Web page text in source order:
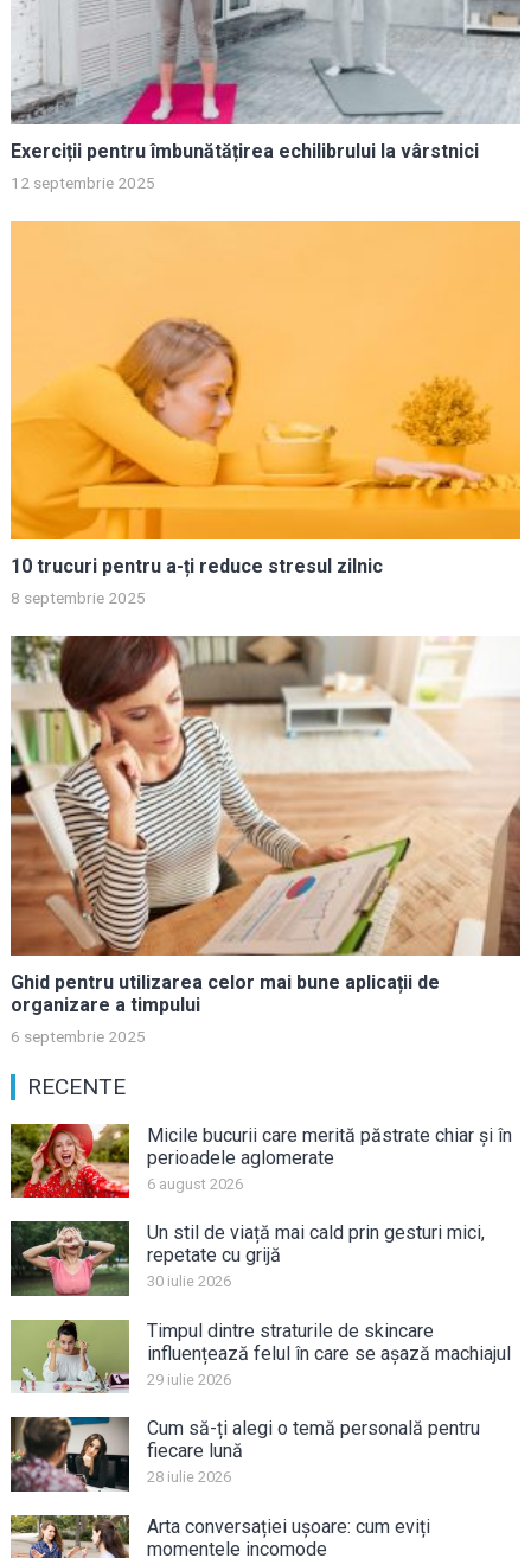
Exerciții pentru îmbunătățirea echilibrului la vârstnici
12 septembrie 2025
10 trucuri pentru a-ți reduce stresul zilnic
8 septembrie 2025
Ghid pentru utilizarea celor mai bune aplicații de
organizare a timpului
6 septembrie 2025
RECENTE
Micile bucurii care merită păstrate chiar și în
perioadele aglomerate
6 august 2026
Un stil de viață mai cald prin gesturi mici,
repetate cu grijă
30 iulie 2026
Timpul dintre straturile de skincare
influențează felul în care se așază machiajul
29 iulie 2026
Cum să-ți alegi o temă personală pentru
fiecare lună
28 iulie 2026
Arta conversației ușoare: cum eviți
momentele incomode